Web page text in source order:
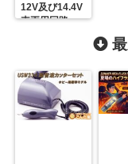
12V及び14.4V
車両用回路